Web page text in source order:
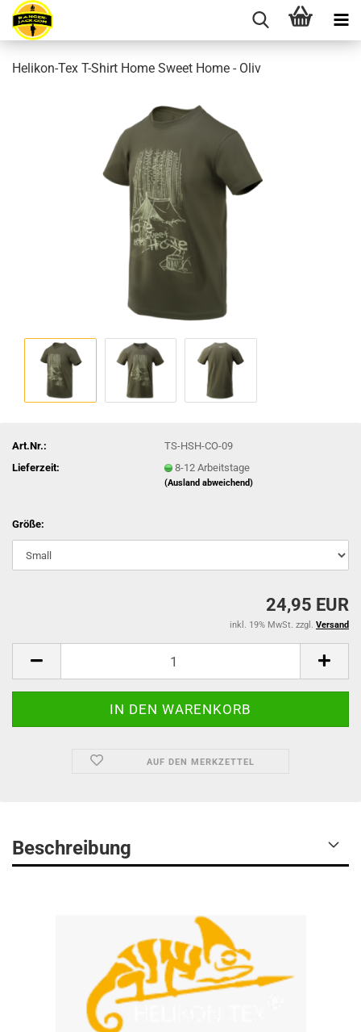
Helikon-Tex T-Shirt Home Sweet Home - Oliv
Art.Nr.:
TS-HSH-CO-09
Lieferzeit:
8-12 Arbeitstage
(Ausland abweichend)
Größe:
24,95 EUR
inkl. 19% MwSt. zzgl. Versand
AUF DEN MERKZETTEL
Beschreibung